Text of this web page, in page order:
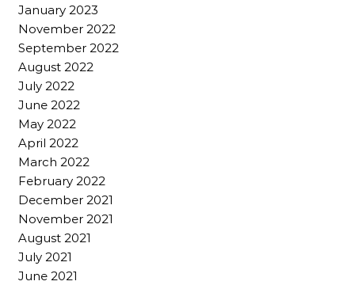
January 2023
November 2022
September 2022
August 2022
July 2022
June 2022
May 2022
April 2022
March 2022
February 2022
December 2021
November 2021
August 2021
July 2021
June 2021